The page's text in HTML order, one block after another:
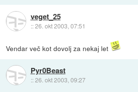
veget_25
::26. okt 2003, 07:51
Vendar več kot dovolj za nekaj let
Pyr0Beast
::26. okt 2003, 09:27